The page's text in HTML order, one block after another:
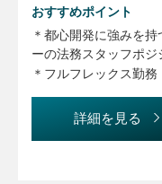
る企画・研修、社内規
部弁護士との協働等
予定です。
おすすめポイント
＊都心開発に強みを
ーの法務スタッフポジ
＊フルフレックス勤
＊海外にも事業展開
詳細を見る